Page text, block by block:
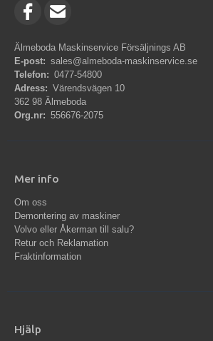
Älmeboda Maskinservice Försäljnings AB
E-post: sales@almeboda-maskinservice.se
Telefon: 0477-54800
Adress: Värendsvägen 10
362 98 Älmeboda
Org.nr: 556676-2075
Mer info
Om oss
Demontering av maskiner
Volvo eller Åkerman till salu?
Retur och Reklamation
Fraktinformation
Hjälp